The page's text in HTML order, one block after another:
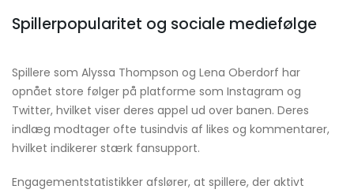
Spillerpopularitet og sociale mediefølge
Spillere som Alyssa Thompson og Lena Oberdorf har
opnået store følger på platforme som Instagram og
Twitter, hvilket viser deres appel ud over banen. Deres
indlæg modtager ofte tusindvis af likes og kommentarer,
hvilket indikerer stærk fansupport.
Engagementstatistikker afslører, at spillere, der aktivt